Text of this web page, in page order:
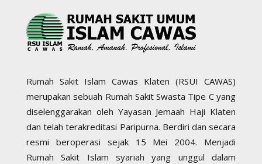
Rumah Sakit Islam Cawas Klaten (RSUI CAWAS)
merupakan sebuah Rumah Sakit Swasta Tipe C yang
diselenggarakan oleh Yayasan Jemaah Haji Klaten
dan telah terakreditasi Paripurna. Berdiri dan secara
resmi beroperasi sejak 15 Mei 2004. Menjadi
Rumah Sakit Islam syariah yang unggul dalam